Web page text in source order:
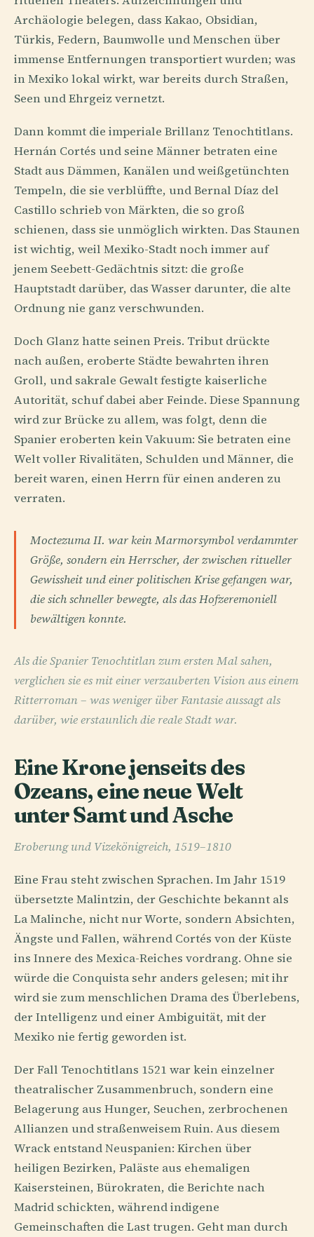
Archäologie belegen, dass Kakao, Obsidian,
Türkis, Federn, Baumwolle und Menschen über
immense Entfernungen transportiert wurden; was
in Mexiko lokal wirkt, war bereits durch Straßen,
Seen und Ehrgeiz vernetzt.
Dann kommt die imperiale Brillanz Tenochtitlans.
Hernán Cortés und seine Männer betraten eine
Stadt aus Dämmen, Kanälen und weißgetünchten
Tempeln, die sie verblüffte, und Bernal Díaz del
Castillo schrieb von Märkten, die so groß
schienen, dass sie unmöglich wirkten. Das Staunen
ist wichtig, weil Mexiko-Stadt noch immer auf
jenem Seebett-Gedächtnis sitzt: die große
Hauptstadt darüber, das Wasser darunter, die alte
Ordnung nie ganz verschwunden.
Doch Glanz hatte seinen Preis. Tribut drückte
nach außen, eroberte Städte bewahrten ihren
Groll, und sakrale Gewalt festigte kaiserliche
Autorität, schuf dabei aber Feinde. Diese Spannung
wird zur Brücke zu allem, was folgt, denn die
Spanier eroberten kein Vakuum: Sie betraten eine
Welt voller Rivalitäten, Schulden und Männer, die
bereit waren, einen Herrn für einen anderen zu
verraten.
Moctezuma II. war kein Marmorsymbol verdammter
Größe, sondern ein Herrscher, der zwischen ritueller
Gewissheit und einer politischen Krise gefangen war,
die sich schneller bewegte, als das Hofzeremoniell
bewältigen konnte.
Als die Spanier Tenochtitlan zum ersten Mal sahen,
verglichen sie es mit einer verzauberten Vision aus einem
Ritterroman – was weniger über Fantasie aussagt als
darüber, wie erstaunlich die reale Stadt war.
Eine Krone jenseits des
Ozeans, eine neue Welt
unter Samt und Asche
Eroberung und Vizekönigreich, 1519–1810
Eine Frau steht zwischen Sprachen. Im Jahr 1519
übersetzte Malintzin, der Geschichte bekannt als
La Malinche, nicht nur Worte, sondern Absichten,
Ängste und Fallen, während Cortés von der Küste
ins Innere des Mexica-Reiches vordrang. Ohne sie
würde die Conquista sehr anders gelesen; mit ihr
wird sie zum menschlichen Drama des Überlebens,
der Intelligenz und einer Ambiguität, mit der
Mexiko nie fertig geworden ist.
Der Fall Tenochtitlans 1521 war kein einzelner
theatralischer Zusammenbruch, sondern eine
Belagerung aus Hunger, Seuchen, zerbrochenen
Allianzen und straßenweisem Ruin. Aus diesem
Wrack entstand Neuspanien: Kirchen über
heiligen Bezirken, Paläste aus ehemaligen
Kaisersteinen, Bürokraten, die Berichte nach
Madrid schickten, während indigene
Gemeinschaften die Last trugen. Geht man durch